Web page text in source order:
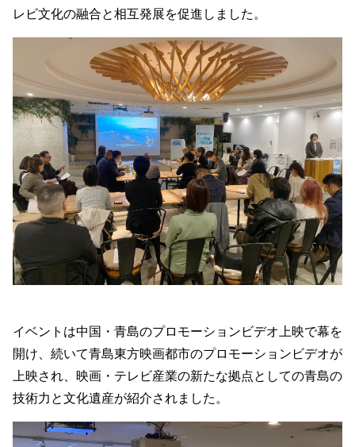
レビ文化の融合と相互発展を促進しました。
イベントは中国・青島のプロモーションビデオ上映で幕を
開け、続いて青島東方映画都市のプロモーションビデオが
上映され、映画・テレビ産業の新たな拠点としての青島の
技術力と文化遺産が紹介されました。